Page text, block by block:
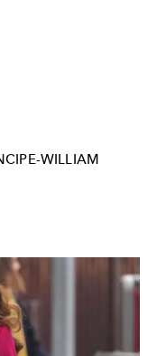
WILLIAM